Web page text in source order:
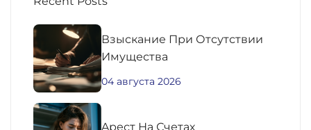
Взыскание При Отсутствии
Имущества
04 августа 2026
Aрест На Счетах